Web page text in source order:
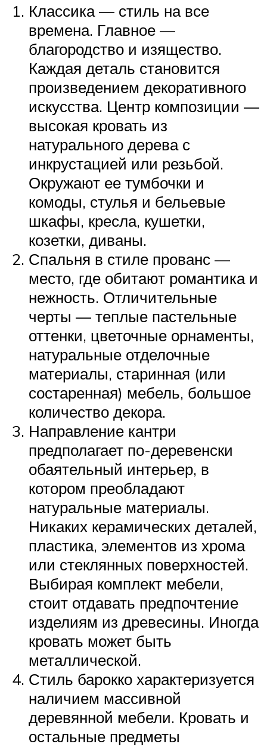
Классика — стиль на все
времена. Главное —
благородство и изящество.
Каждая деталь становится
произведением декоративного
искусства. Центр композиции —
высокая кровать из
натурального дерева с
инкрустацией или резьбой.
Окружают ее тумбочки и
комоды, стулья и бельевые
шкафы, кресла, кушетки,
козетки, диваны.
Спальня в стиле прованс —
место, где обитают романтика и
нежность. Отличительные
черты — теплые пастельные
оттенки, цветочные орнаменты,
натуральные отделочные
материалы, старинная (или
состаренная) мебель, большое
количество декора.
Направление кантри
предполагает по-деревенски
обаятельный интерьер, в
котором преобладают
натуральные материалы.
Никаких керамических деталей,
пластика, элементов из хрома
или стеклянных поверхностей.
Выбирая комплект мебели,
стоит отдавать предпочтение
изделиям из древесины. Иногда
кровать может быть
металлической.
Стиль барокко характеризуется
наличием массивной
деревянной мебели. Кровать и
остальные предметы